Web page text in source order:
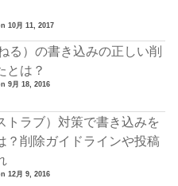
10月 11, 2017
る）の書き込みの正しい削
とは？
9月 18, 2016
トラブ）対策で書き込みを
？削除ガイドラインや投稿
12月 9, 2016